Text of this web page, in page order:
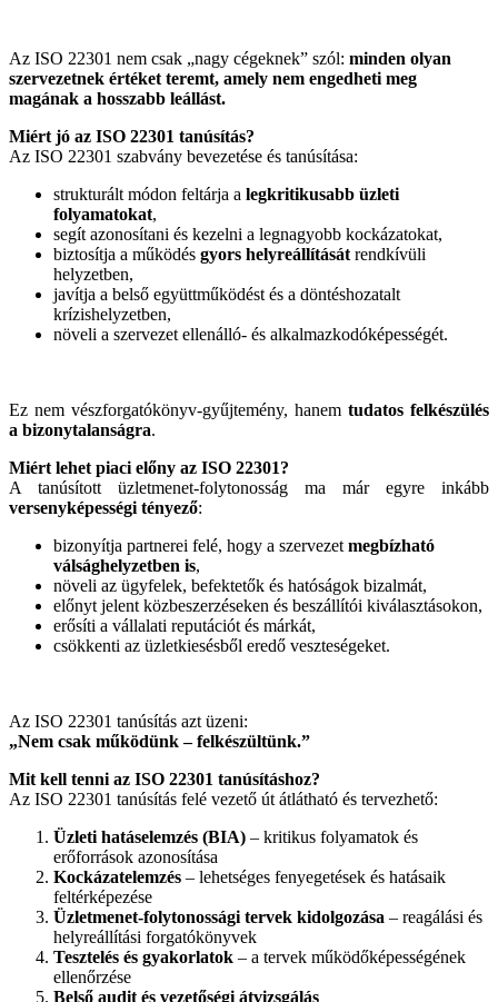
Az ISO 22301 nem csak „nagy cégeknek” szól: minden olyan
szervezetnek értéket teremt, amely nem engedheti meg
magának a hosszabb leállást.
Miért jó az ISO 22301 tanúsítás?
Az ISO 22301 szabvány bevezetése és tanúsítása:
strukturált módon feltárja a legkritikusabb üzleti
folyamatokat,
segít azonosítani és kezelni a legnagyobb kockázatokat,
biztosítja a működés gyors helyreállítását rendkívüli
helyzetben,
javítja a belső együttműködést és a döntéshozatalt
krízishelyzetben,
növeli a szervezet ellenálló- és alkalmazkodóképességét.
Ez nem vészforgatókönyv-gyűjtemény, hanem tudatos felkészülés
a bizonytalanságra.
Miért lehet piaci előny az ISO 22301?
A tanúsított üzletmenet-folytonosság ma már egyre inkább
versenyképességi tényező:
bizonyítja partnerei felé, hogy a szervezet megbízható
válsághelyzetben is,
növeli az ügyfelek, befektetők és hatóságok bizalmát,
előnyt jelent közbeszerzéseken és beszállítói kiválasztásokon,
erősíti a vállalati reputációt és márkát,
csökkenti az üzletkiesésből eredő veszteségeket.
Az ISO 22301 tanúsítás azt üzeni:
„Nem csak működünk – felkészültünk.”
Mit kell tenni az ISO 22301 tanúsításhoz?
Az ISO 22301 tanúsítás felé vezető út átlátható és tervezhető:
Üzleti hatáselemzés (BIA) – kritikus folyamatok és
erőforrások azonosítása
Kockázatelemzés – lehetséges fenyegetések és hatásaik
feltérképezése
Üzletmenet-folytonossági tervek kidolgozása – reagálási és
helyreállítási forgatókönyvek
Tesztelés és gyakorlatok – a tervek működőképességének
ellenőrzése
Belső audit és vezetőségi átvizsgálás